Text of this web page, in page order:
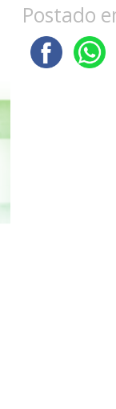
Postado